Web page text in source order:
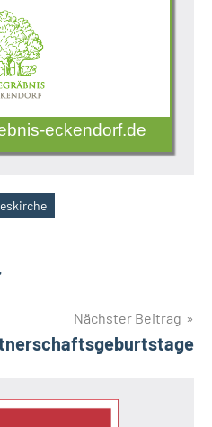
eckendorf.de
Nächster Beitrag